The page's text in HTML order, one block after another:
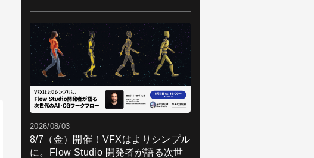
2026/08/03
8/7（金）開催！VFXはよりシンプル
に。Flow Studio 開発者が語る次世